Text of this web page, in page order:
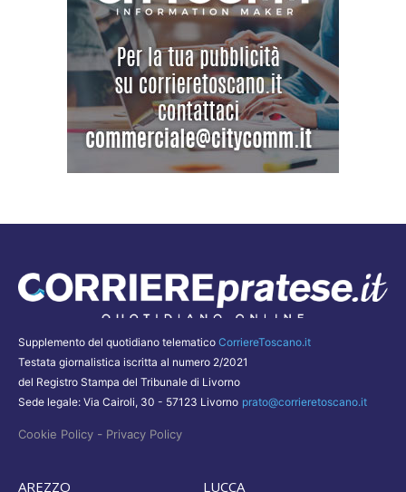
Supplemento del quotidiano telematico CorriereToscano.it
Testata giornalistica iscritta al numero 2/2021
del Registro Stampa del Tribunale di Livorno
Sede legale: Via Cairoli, 30 - 57123 Livorno prato@corrieretoscano.it
Cookie Policy - Privacy Policy
AREZZO LUCCA